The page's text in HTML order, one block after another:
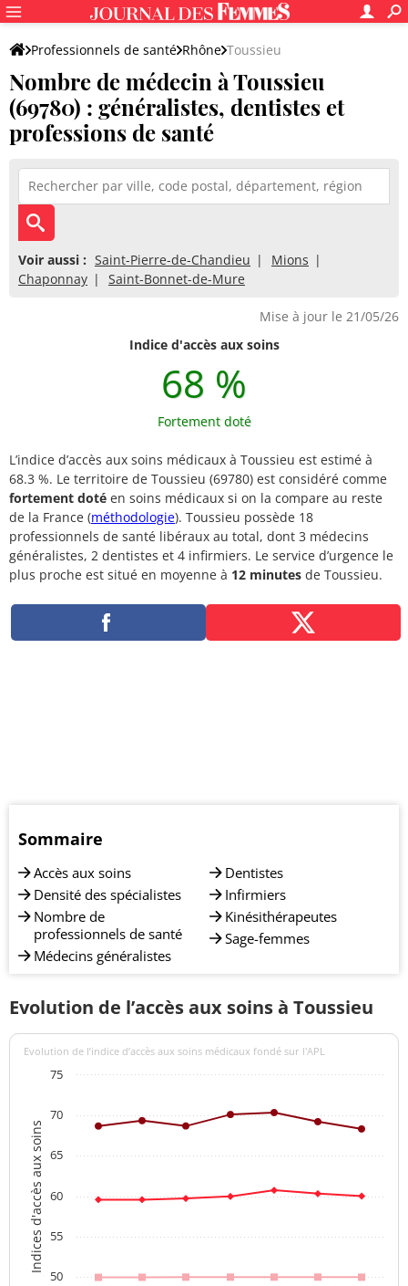
Professionnels de santé Rhône Toussieu
Nombre de médecin à Toussieu
(69780) : généralistes, dentistes et
professions de santé
Voir aussi : Saint-Pierre-de-Chandieu
Mions
Chaponnay
Saint-Bonnet-de-Mure
Mise à jour le 21/05/26
Indice d'accès aux soins
68 %
Fortement doté
L’indice d’accès aux soins médicaux à Toussieu est estimé à
68.3 %. Le territoire de Toussieu (69780) est considéré comme
fortement doté en soins médicaux si on la compare au reste
de la France (méthodologie). Toussieu possède 18
professionnels de santé libéraux au total, dont 3 médecins
généralistes, 2 dentistes et 4 infirmiers. Le service d’urgence le
plus proche est situé en moyenne à 12 minutes de Toussieu.
Sommaire
Accès aux soins
Densité des spécialistes
Nombre de
professionnels de santé
Médecins généralistes
Dentistes
Infirmiers
Kinésithérapeutes
Sage-femmes
Evolution de l’accès aux soins à Toussieu
Indices d'accès aux soins
Evolution de l’indice d’accès aux soins médicaux fondé sur l'APL
50
55
60
65
70
75